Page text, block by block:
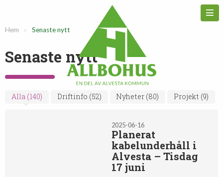
Hem » Senaste nytt
Senaste nytt
Alla (140) Driftinfo (52) Nyheter (80) Projekt (9)
Driftinfo
2025-06-16
Planerat
kabelunderhåll i
Alvesta – Tisdag
17 juni